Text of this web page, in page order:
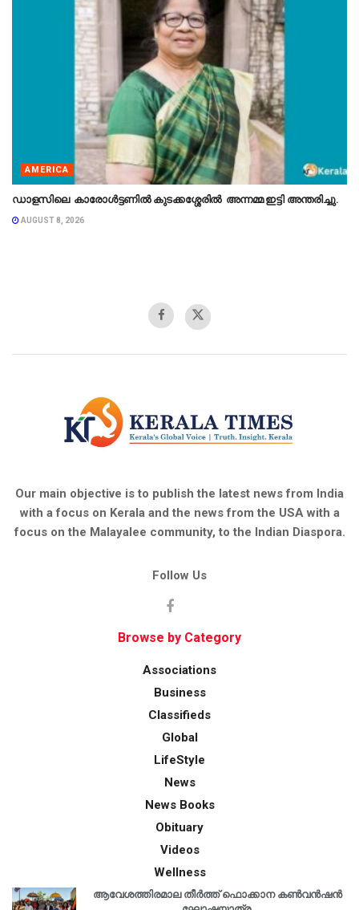
AMERICA
ഡാളസിലെ കാരോൾട്ടണിൽ കുടക്കശ്ശേരിൽ അന്നമ്മ ഇട്ടി അന്തരിച്ചു.
AUGUST 8, 2026
Our main objective is to publish the latest news from India
with a focus on Kerala and the news from the USA with a
focus on the Malayalee community, to the Indian Diaspora.
Follow Us
Browse by Category
Associations
Business
Classifieds
Global
LifeStyle
News
News Books
Obituary
Videos
Wellness
ആവേശത്തിരമാല തീർത്ത് ഫൊക്കാന കൺവൻഷൻ